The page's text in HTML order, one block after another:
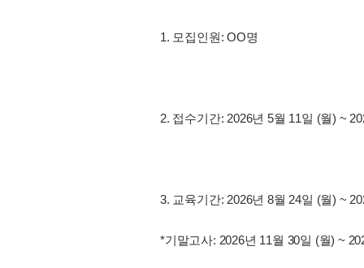
1. 모집인원: OO명
2. 접수기간: 2026년 5월 11일 (월) ~
3. 교육기간: 2026년 8월 24일 (월) ~
*기말고사: 2026년 11월 30일 (월) ~